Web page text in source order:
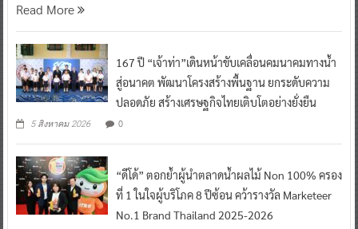
Read More
167 ปี “เจ้าท่า”เดินหน้าขับเคลื่อนคมนาคมทางน้ำ
สู่อนาคต พัฒนาโครงสร้างพื้นฐาน ยกระดับความ
ปลอดภัย สร้างเศรษฐกิจไทยเติบโตอย่างยั่งยืน
5 สิงหาคม 2026 0
“ดีโด้” ตอกย้ำผู้นำตลาดน้ำผลไม้ Non 100% ครอง
ที่ 1 ในใจผู้บริโภค 8 ปีซ้อน คว้ารางวัล Marketeer
No.1 Brand Thailand 2025-2026